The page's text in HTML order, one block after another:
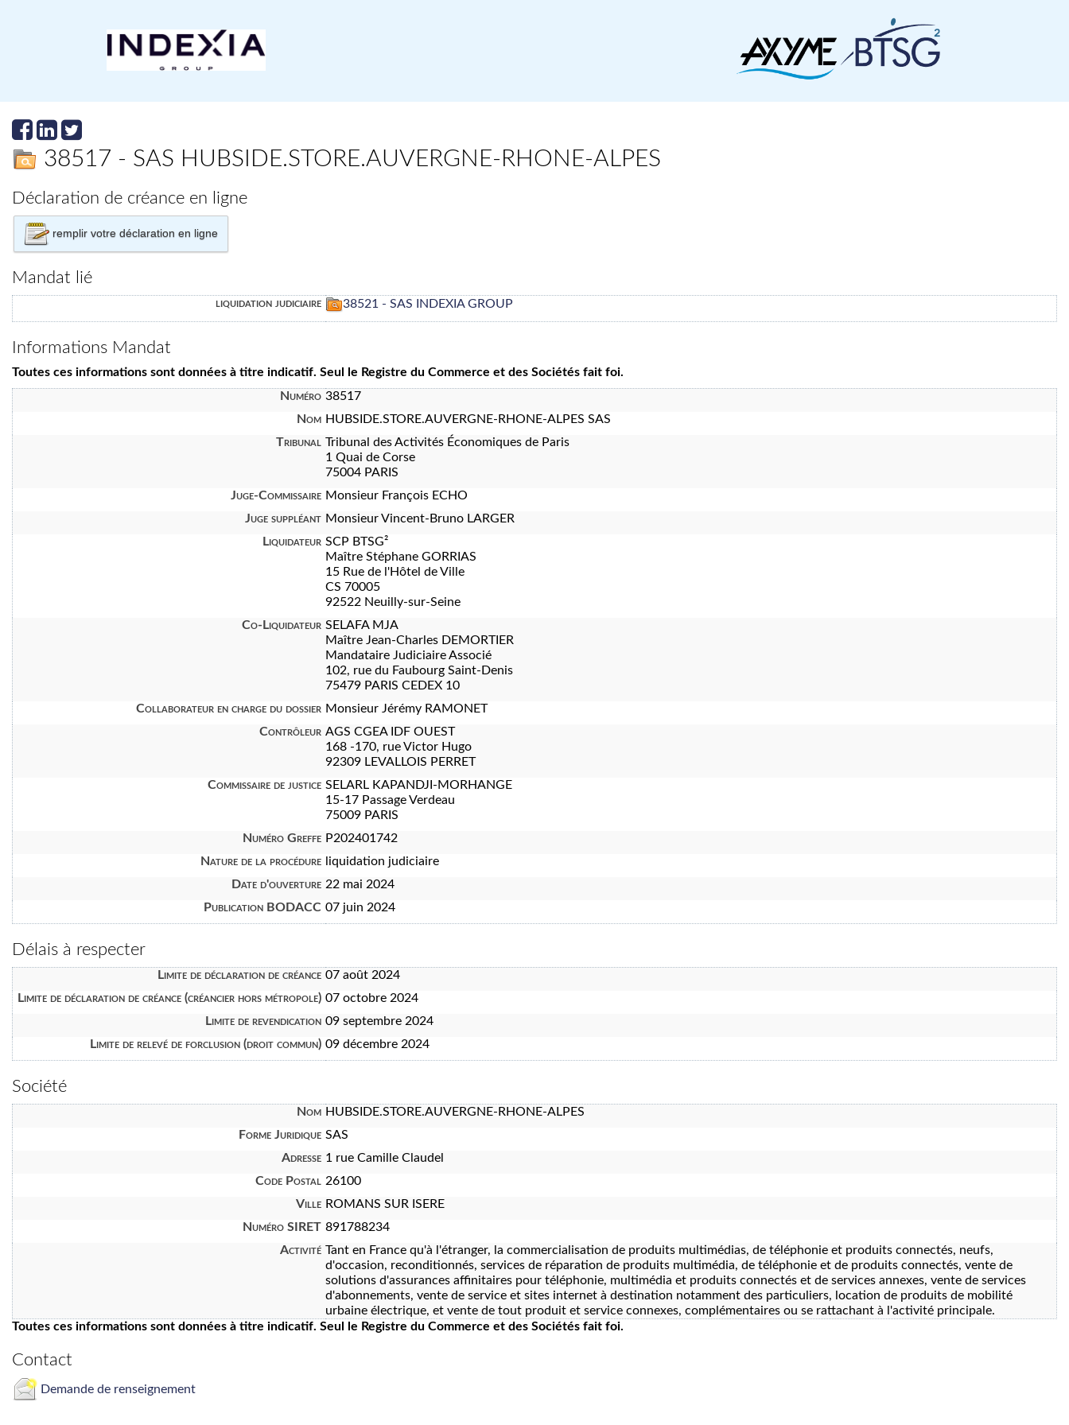
38517 - SAS HUBSIDE.STORE.AUVERGNE-RHONE-ALPES
Déclaration de créance en ligne
remplir votre déclaration en ligne
Mandat lié
liquidation judiciaire 38521 - SAS INDEXIA GROUP
Informations Mandat
Toutes ces informations sont données à titre indicatif. Seul le Registre du Commerce et des Sociétés fait foi.
Numéro 38517
Nom HUBSIDE.STORE.AUVERGNE-RHONE-ALPES SAS
Tribunal Tribunal des Activités Économiques de Paris
1 Quai de Corse
75004 PARIS
Juge-Commissaire Monsieur François ECHO
Juge suppléant Monsieur Vincent-Bruno LARGER
Liquidateur SCP BTSG²
Maître Stéphane GORRIAS
15 Rue de l'Hôtel de Ville
CS 70005
92522 Neuilly-sur-Seine
Co-Liquidateur SELAFA MJA
Maître Jean-Charles DEMORTIER
Mandataire Judiciaire Associé
102, rue du Faubourg Saint-Denis
75479 PARIS CEDEX 10
Collaborateur en charge du dossier Monsieur Jérémy RAMONET
Contrôleur AGS CGEA IDF OUEST
168 -170, rue Victor Hugo
92309 LEVALLOIS PERRET
Commissaire de justice SELARL KAPANDJI-MORHANGE
15-17 Passage Verdeau
75009 PARIS
Numéro Greffe P202401742
Nature de la procédure
liquidation judiciaire
Date d'ouverture 22 mai 2024
Publication BODACC 07 juin 2024
Délais à respecter
Limite de déclaration de créance 07 août 2024
Limite de déclaration de créance (créancier hors métropole) 07 octobre 2024
Limite de revendication 09 septembre 2024
Limite de relevé de forclusion (droit commun) 09 décembre 2024
Société
Nom HUBSIDE.STORE.AUVERGNE-RHONE-ALPES
Forme Juridique SAS
Adresse 1 rue Camille Claudel
Code Postal 26100
Ville ROMANS SUR ISERE
Numéro SIRET 891788234
Activité Tant en France qu'à l'étranger, la commercialisation de produits multimédias, de téléphonie et produits connectés, neufs,
d'occasion, reconditionnés, services de réparation de produits multimédia, de téléphonie et de produits connectés, vente de
solutions d'assurances affinitaires pour téléphonie, multimédia et produits connectés et de services annexes, vente de services
d'abonnements, vente de service et sites internet à destination notamment des particuliers, location de produits de mobilité
urbaine électrique, et vente de tout produit et service connexes, complémentaires ou se rattachant à l'activité principale.
Toutes ces informations sont données à titre indicatif. Seul le Registre du Commerce et des Sociétés fait foi.
Contact
Demande de renseignement